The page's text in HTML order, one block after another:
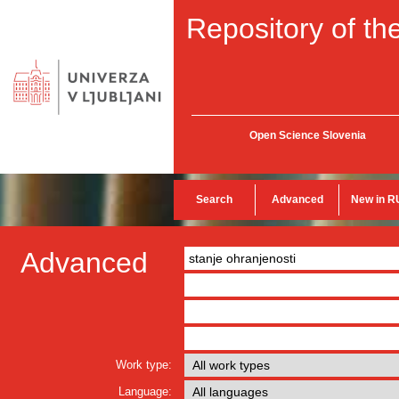
Repository of
Open Science Slovenia
Search Advanced New in
Advanced
Work type:
Language: